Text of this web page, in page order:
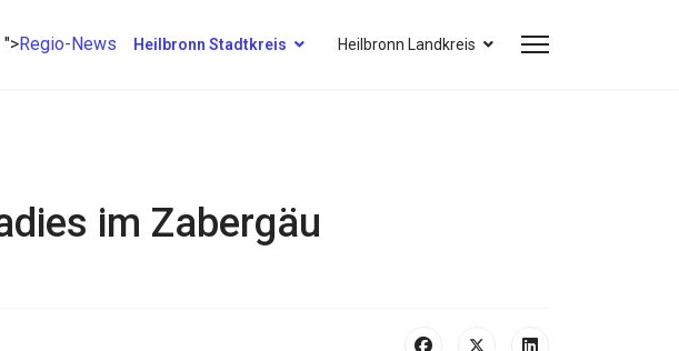
">Regio-News Heilbronn Stadtkreis Heilbronn Landkreis
im Zabergäu